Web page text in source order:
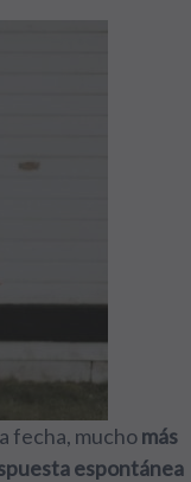
fecha, muchomás
espontánea